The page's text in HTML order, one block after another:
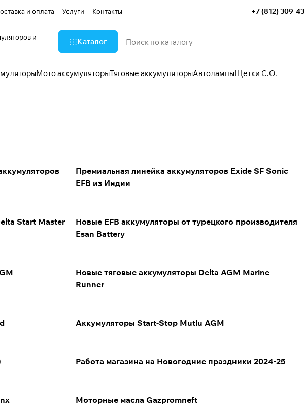
и оплата Услуги Контакты +7 (812) 309-
и
Каталог
Мото аккумуляторыТяговые аккумуляторыАвтолампыЩетки С.О.
Премиальная линейка аккумуляторов Exide SF Sonic
EFB из Индии
Start Master
Новые EFB аккумуляторы от турецкого производителя
Esan Battery
Новые тяговые аккумуляторы Delta AGM Marine
Runner
Аккумуляторы Start-Stop Mutlu AGM
Работа магазина на Новогодние праздники 2024-25
Моторные масла Gazpromneft